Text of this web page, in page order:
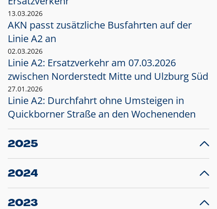
13.03.2026
AKN passt zusätzliche Busfahrten auf der
Linie A2 an
02.03.2026
Linie A2: Ersatzverkehr am 07.03.2026
zwischen Norderstedt Mitte und Ulzburg Süd
27.01.2026
Linie A2: Durchfahrt ohne Umsteigen in
Quickborner Straße an den Wochenenden
2025
23.12.2025
Projekt S5: Start der Bauarbeiten am
2024
10.12.2024
Großprojekt S5: Sperrung der Bahnstraße in
2023